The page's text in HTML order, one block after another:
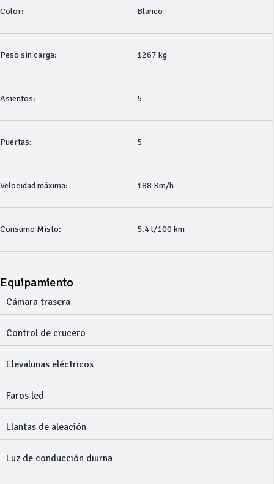
Color: Blanco
Peso sin carga: 1267 kg
Asientos: 5
Puertas: 5
Velocidad máxima: 188 Km/h
Consumo Misto: 5.4 l/100 km
Equipamiento
Cámara trasera
Control de crucero
Elevalunas eléctricos
Faros led
Llantas de aleación
Luz de conducción diurna